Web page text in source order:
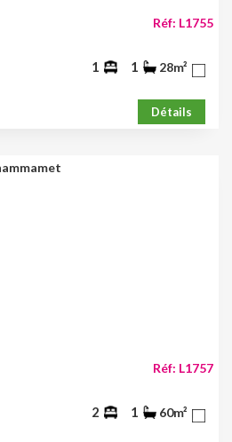
Réf: L1755
1 1 28m²
Détails
Réf: L1757
2 1 60m²